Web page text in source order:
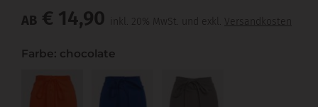
AB € 14,90 inkl. 20% MwSt. und exkl. Versandkosten
Farbe: chocolate